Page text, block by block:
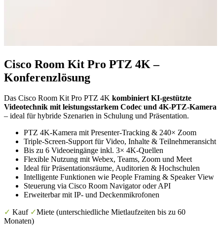
Cisco Room Kit Pro PTZ 4K –
Konferenzlösung
Das Cisco Room Kit Pro PTZ 4K kombiniert KI-gestützte
Videotechnik mit leistungsstarkem Codec und 4K-PTZ-Kamera
– ideal für hybride Szenarien in Schulung und Präsentation.
PTZ 4K-Kamera mit Presenter-Tracking & 240× Zoom
Triple-Screen-Support für Video, Inhalte & Teilnehmeransicht
Bis zu 6 Videoeingänge inkl. 3× 4K-Quellen
Flexible Nutzung mit Webex, Teams, Zoom und Meet
Ideal für Präsentationsräume, Auditorien & Hochschulen
Intelligente Funktionen wie People Framing & Speaker View
Steuerung via Cisco Room Navigator oder API
Erweiterbar mit IP- und Deckenmikrofonen
✓ Kauf ✓Miete (unterschiedliche Mietlaufzeiten bis zu 60
Monaten)